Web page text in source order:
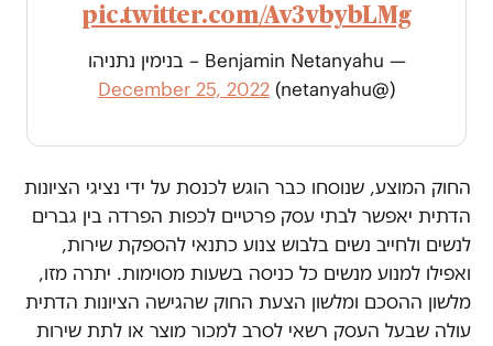
pic.twitter.com/Av3vbybLMg
— Benjamin Netanyahu – בנימין נתניהו
(@netanyahu)
December 25, 2022
החוק המוצע, שנוסחו כבר הוגש לכנסת על ידי נציגי הציונות
הדתית יאפשר לבתי עסק פרטיים לכפות הפרדה בין גברים
לנשים ולחייב נשים בלבוש צנוע כתנאי להספקת שירות,
ואפילו למנוע מנשים כל כניסה בשעות מסוימות. יתרה מזו,
מלשון ההסכם ומלשון הצעת החוק שהגישה הציונות הדתית
עולה שבעל העסק רשאי לסרב למכור מוצר או לתת שירות